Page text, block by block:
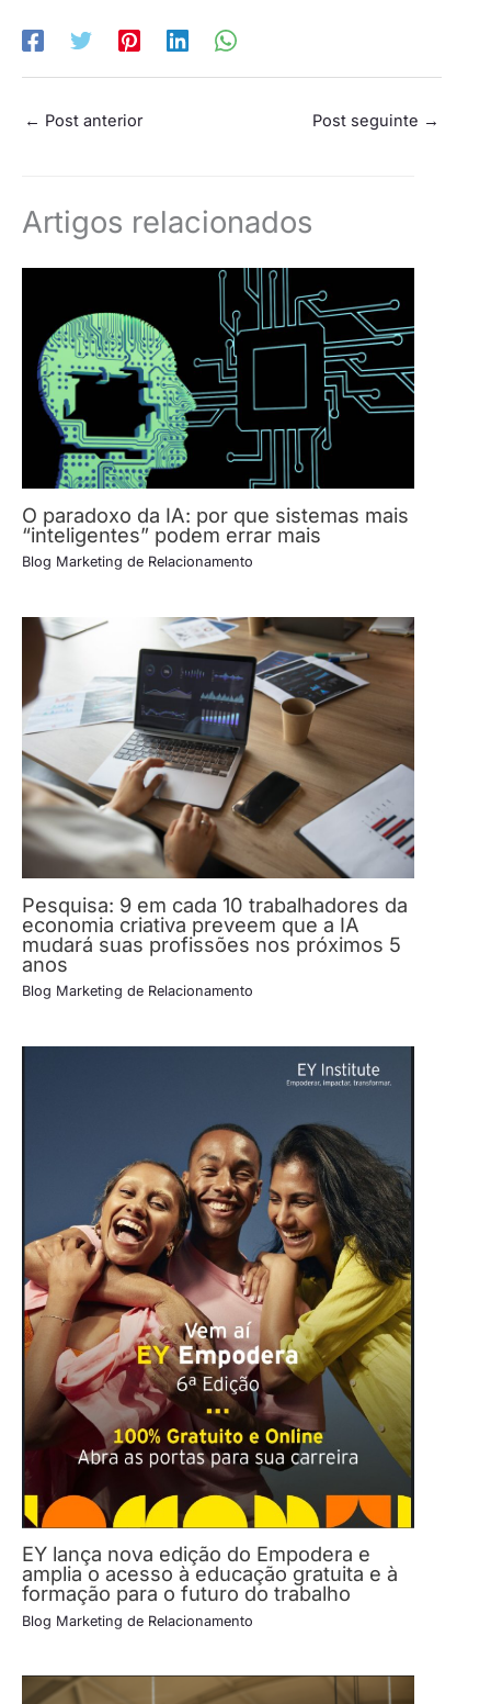
← Post anterior Post seguinte →
Artigos relacionados
O paradoxo da IA: por que sistemas mais
“inteligentes” podem errar mais
Blog Marketing de Relacionamento
Pesquisa: 9 em cada 10 trabalhadores da
economia criativa preveem que a IA
mudará suas profissões nos próximos 5
anos
Blog Marketing de Relacionamento
EY lança nova edição do Empodera e
amplia o acesso à educação gratuita e à
formação para o futuro do trabalho
Blog Marketing de Relacionamento